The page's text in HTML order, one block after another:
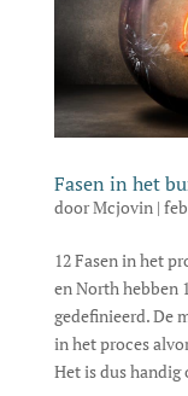
Fasen in het
doorMcjovin|
12 Fasen in het
en North hebben
gedefinieerd. De
in het proces
Het is dus handig